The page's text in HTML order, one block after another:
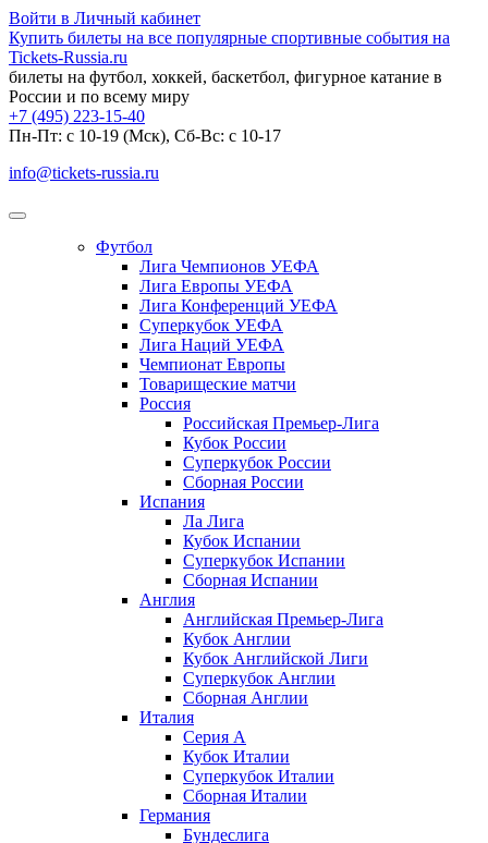
Войти в Личный кабинет
Купить билеты на все популярные спортивные события на
Tickets-Russia.ru
билеты на футбол, хоккей, баскетбол, фигурное катание в
России и по всему миру
+7 (495) 223-15-40
Пн-Пт: c 10-19 (Мск), Сб-Вс: с 10-17
info@tickets-russia.ru
Футбол
Лига Чемпионов УЕФА
Лига Европы УЕФА
Лига Конференций УЕФА
Суперкубок УЕФА
Лига Наций УЕФА
Чемпионат Европы
Товарищеские матчи
Россия
Российская Премьер-Лига
Кубок России
Суперкубок России
Сборная России
Испания
Ла Лига
Кубок Испании
Суперкубок Испании
Сборная Испании
Англия
Английская Премьер-Лига
Кубок Англии
Кубок Английской Лиги
Суперкубок Англии
Сборная Англии
Италия
Серия А
Кубок Италии
Суперкубок Италии
Сборная Италии
Германия
Бундеслига